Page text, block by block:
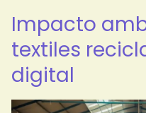
Impacto
textiles
digital